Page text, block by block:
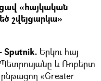
«հայկական
շվեյցարկա»
Երկու հայ
Պետրոսյանը և Ռոբերտ
«Greater